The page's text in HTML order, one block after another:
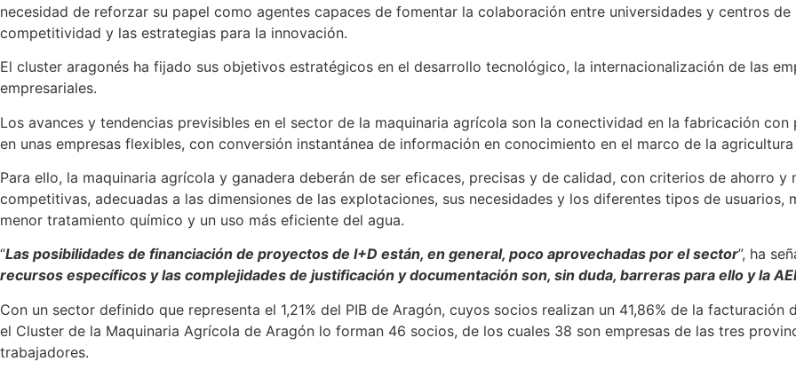
necesidad de reforzar su papel como agentes capaces de fomentar la colaboración entre universidades y centros
competitividad y las estrategias para la innovación.
El cluster aragonés ha fijado sus objetivos estratégicos en el desarrollo tecnológico, la internacionalización de las
empresariales.
Los avances y tendencias previsibles en el sector de la maquinaria agrícola son la conectividad en la fabricación
en unas empresas flexibles, con conversión instantánea de información en conocimiento en el marco de la
Para ello, la maquinaria agrícola y ganadera deberán de ser eficaces, precisas y de calidad, con criterios de ahorro
competitivas, adecuadas a las dimensiones de las explotaciones, sus necesidades y los diferentes tipos de
menor tratamiento químico y un uso más eficiente del agua.
“Las posibilidades de financiación de proyectos de I+D están, en general, poco aprovechadas por el sector”, ha
recursos específicos y las complejidades de justificación y documentación son, sin duda, barreras para ello y la
Con un sector definido que representa el 1,21% del PIB de Aragón, cuyos socios realizan un 41,86% de la
el Cluster de la Maquinaria Agrícola de Aragón lo forman 46 socios, de los cuales 38 son empresas de las tres
trabajadores.